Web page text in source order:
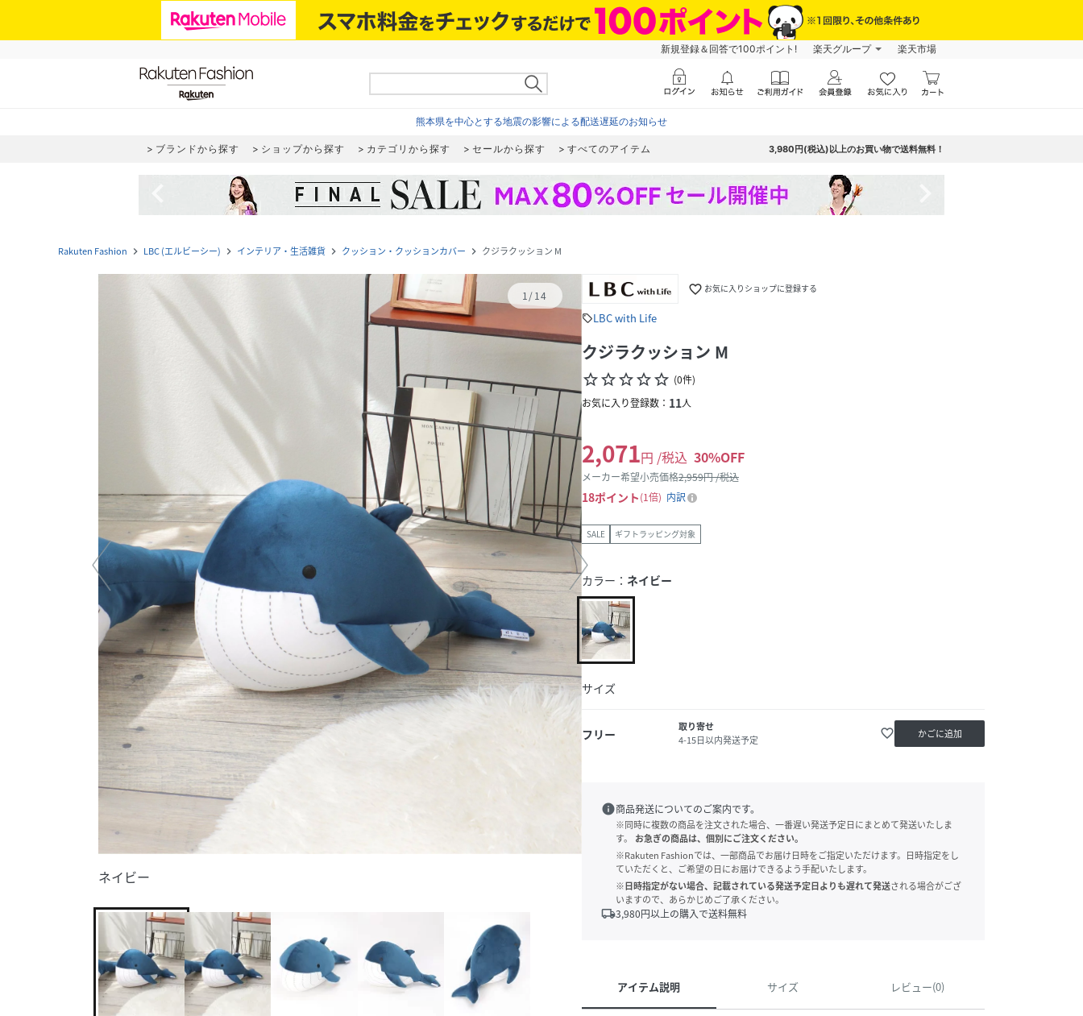
新規登録＆回答で100ポイント! 楽天グループ 楽天市場
熊本県を中心とする地震の影響による配送遅延のお知らせ
ブランドから探す ショップから探す カテゴリから探す セールから探す すべてのアイテム 3,980円(税込)以上のお買い物で送料無料！
Rakuten Fashion navigate_next LBC (エルビーシー) navigate_next インテリア・生活雑貨 navigate_next クッション・クッションカバー navigate_next クジラクッション M
1/14
ネイビー
favorite_border お気に入りショップに登録する
sellLBC with Life
クジラクッション M
star_borderstar_borderstar_borderstar_borderstar_border (0件)
お気に入り登録数： 11人
2,071円 /税込 30%OFF
メーカー希望小売価格2,959円 /税込
18ポイント 1倍 内訳
SALE ギフトラッピング対象
カラー： ネイビー
サイズ
フリー
取り寄せ
4-15日以内発送予定
favorite_border かごに追加
info商品発送についてのご案内です。
※同時に複数の商品を注文された場合、一番遅い発送予定日にまとめて発送いたしま
す。
お急ぎの商品は、個別にご注文ください。
※Rakuten Fashionでは、一部商品でお届け日時をご指定いただけます。日時指定をし
ていただくと、ご希望の日にお届けできるよう手配いたします。
※日時指定がない場合、記載されている発送予定日よりも遅れて発送される場合がござ
いますので、あらかじめご了承ください。
local_shipping3,980円以上の購入で送料無料
アイテム説明 サイズ レビュー(0)